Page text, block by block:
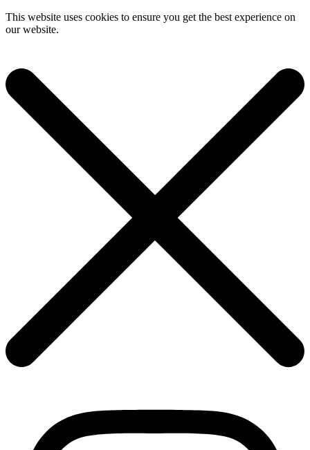
This website uses cookies to ensure you get the best experience on
our website.